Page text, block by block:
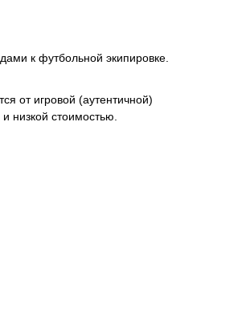
к футбольной экипировке.
от игровой (аутентичной)
низкой стоимостью.